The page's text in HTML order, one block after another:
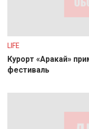
LIFE
Курорт «Аракай»
фестиваль